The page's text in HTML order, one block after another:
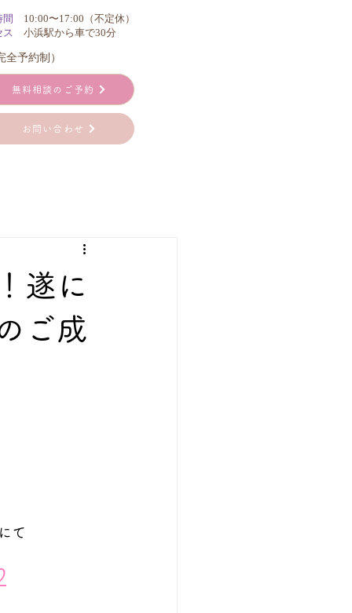
間
10:00〜17:00（不定休）
ス 小浜駅から車で30分
全予約制）
無料相談のご予約
お問い合わせ
遂に
ご成
て